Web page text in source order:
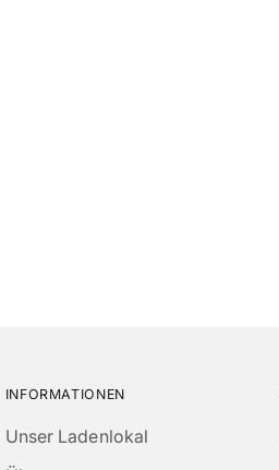
INFORMATIONEN
Unser Ladenlokal